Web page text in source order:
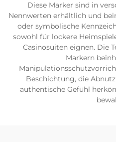
Diese Marker sind in
Nennwerten erhältlich und
oder symbolische
sowohl für lockere
Casinosuiten eignen. Die
Markern
Beschichtung, die
authentische Gefühl